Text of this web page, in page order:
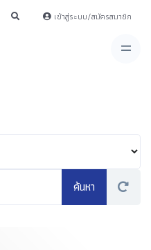
เข้าสู่ระบบ/สมัครสมาชิก